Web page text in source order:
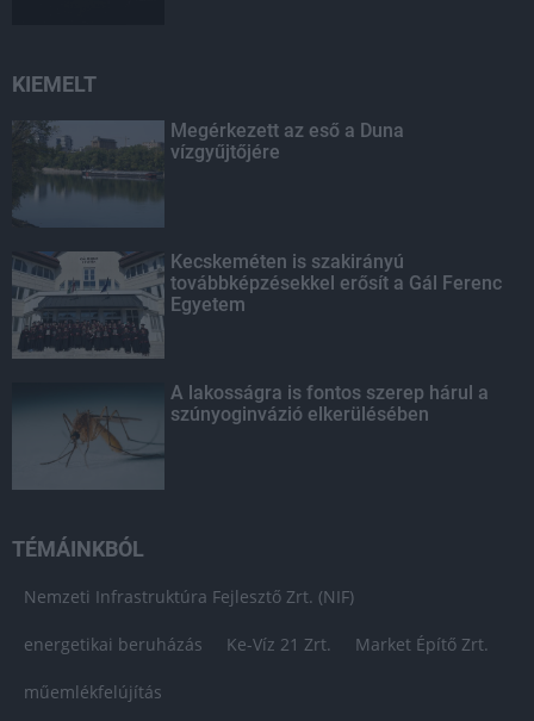
KIEMELT
Megérkezett az eső a Duna
vízgyűjtőjére
Kecskeméten is szakirányú
továbbképzésekkel erősít a Gál Ferenc
Egyetem
A lakosságra is fontos szerep hárul a
szúnyoginvázió elkerülésében
TÉMÁINKBÓL
Nemzeti Infrastruktúra Fejlesztő Zrt. (NIF)
energetikai beruházás Ke-Víz 21 Zrt. Market Építő Zrt.
műemlékfelújítás